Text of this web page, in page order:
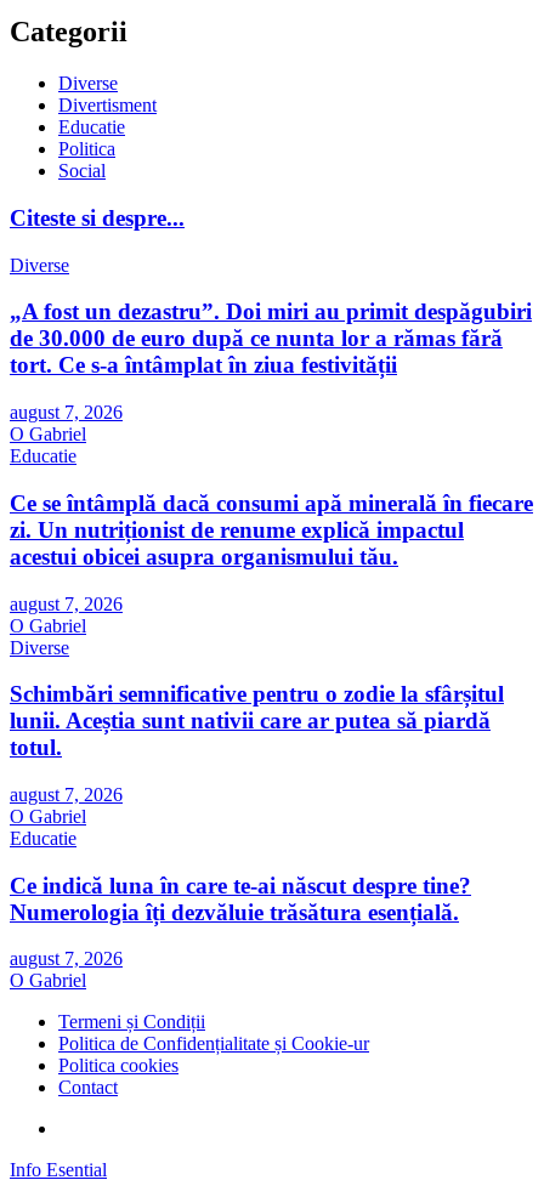
Categorii
Diverse
Divertisment
Educatie
Politica
Social
Citeste si despre...
Diverse
„A fost un dezastru”. Doi miri au primit despăgubiri
de 30.000 de euro după ce nunta lor a rămas fără
tort. Ce s-a întâmplat în ziua festivității
august 7, 2026
O Gabriel
Educatie
Ce se întâmplă dacă consumi apă minerală în fiecare
zi. Un nutriționist de renume explică impactul
acestui obicei asupra organismului tău.
august 7, 2026
O Gabriel
Diverse
Schimbări semnificative pentru o zodie la sfârșitul
lunii. Aceștia sunt nativii care ar putea să piardă
totul.
august 7, 2026
O Gabriel
Educatie
Ce indică luna în care te-ai născut despre tine?
Numerologia îți dezvăluie trăsătura esențială.
august 7, 2026
O Gabriel
Termeni și Condiții
Politica de Confidențialitate și Cookie-ur
Politica cookies
Contact
Info Esential